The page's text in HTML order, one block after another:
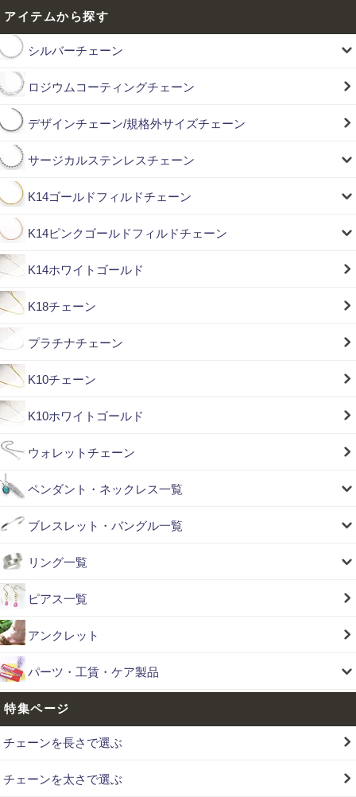
アイテムから探す
シルバーチェーン
ロジウムコーティングチェーン
デザインチェーン/規格外サイズチェーン
サージカルステンレスチェーン
K14ゴールドフィルドチェーン
K14ピンクゴールドフィルドチェーン
K14ホワイトゴールド
K18チェーン
プラチナチェーン
K10チェーン
K10ホワイトゴールド
ウォレットチェーン
ペンダント・ネックレス一覧
ブレスレット・バングル一覧
リング一覧
ピアス一覧
アンクレット
パーツ・工賃・ケア製品
特集ページ
チェーンを長さで選ぶ
チェーンを太さで選ぶ